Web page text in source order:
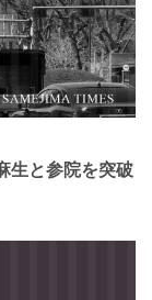
生と参院を突破